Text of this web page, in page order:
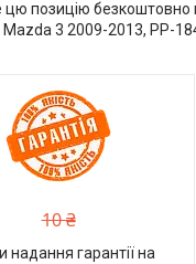
позицію безкоштовно
Mazda 3 2009-2013, PP-
10 ₴
надання гарантії на